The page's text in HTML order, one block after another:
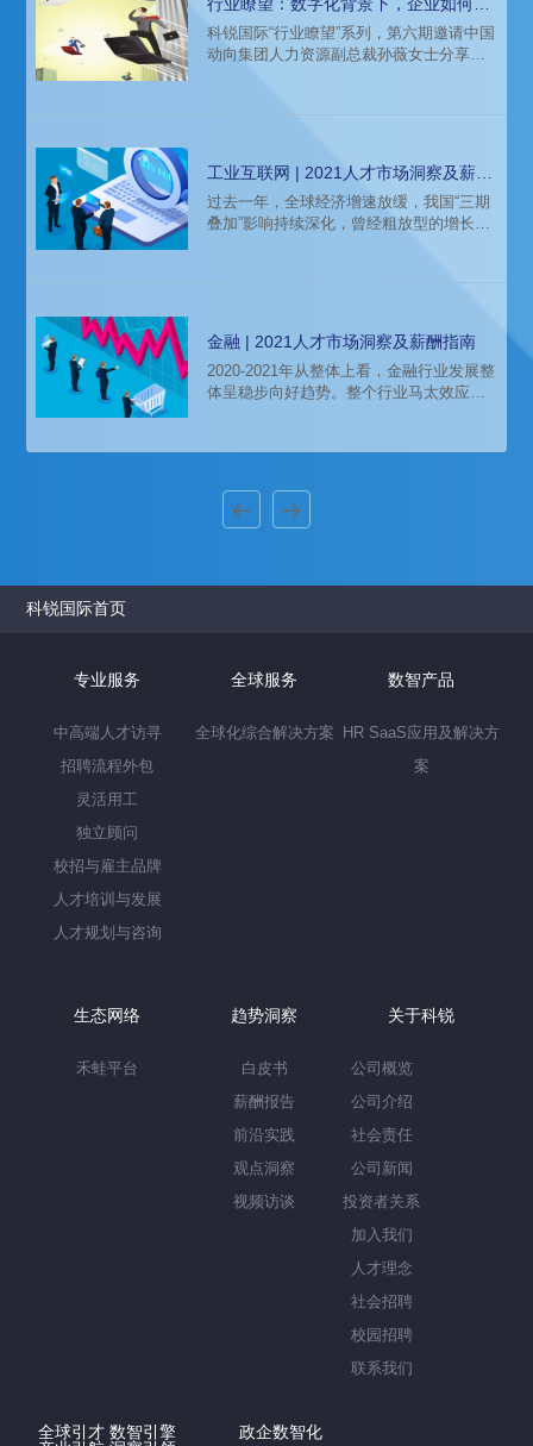
络、数据中心等新型基础设施建设进度，
物联网投资持续加大。据IDC预计，2021
年全球物联网支出将恢复两位数的增长
行业瞭望：数字化背景下，企业如何高
效打造人才供应链
科锐国际“行业瞭望”系列，第六期邀请中国
动向集团人力资源副总裁孙薇女士分享其
工业互联网 | 2021人才市场洞察及薪酬
指南
过去一年，全球经济增速放缓，我国“三期
叠加”影响持续深化，曾经粗放型的增长模
来越广，网络安全也被提到了很高的高
度。作为新一代信息技术和工业经济融合
形成的工业互联网迅速发展，被行业人士
反复提及，也受到国家政府的高度重视及
金融 | 2021人才市场洞察及薪酬指南
2020-2021年从整体上看，金融行业发展整
体呈稳步向好趋势。整个行业马太效应明
了更多的机会。同时国有金融机构也展现
锐国际发布的薪酬报告对金融行业的人才
招聘需求和薪酬趋势的分析预测，供企业
科锐国际首页
专业服务
中高端人才访寻
招聘流程外包
灵活用工
独立顾问
校招与雇主品牌
人才培训与发展
人才规划与咨询
全球服务
全球化综合解决方案
数智产品
HR SaaS应用及解决方
案
生态网络
禾蛙平台
趋势洞察
白皮书
薪酬报告
前沿实践
观点洞察
视频访谈
关于科锐
公司概览
公司介绍
社会责任
公司新闻
投资者关系
加入我们
人才理念
社会招聘
校园招聘
联系我们
全球引才 数智引擎
政企数智化